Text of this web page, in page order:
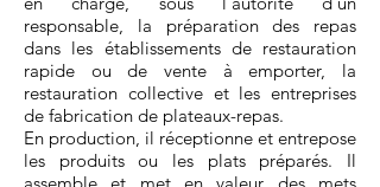
responsable, la préparation des repas
dans les établissements de restauration
rapide ou de vente à emporter, la
restauration collective et les entreprises
de fabrication de plateaux-repas.
En production, il réceptionne et entrepose
les produits ou les plats préparés. Il